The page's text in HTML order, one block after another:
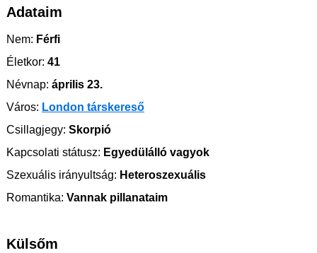
Adataim
Nem: Férfi
Életkor: 41
Névnap: április 23.
Város: London társkereső
Csillagjegy: Skorpió
Kapcsolati státusz: Egyedülálló vagyok
Szexuális irányultság: Heteroszexuális
Romantika: Vannak pillanataim
Külsőm